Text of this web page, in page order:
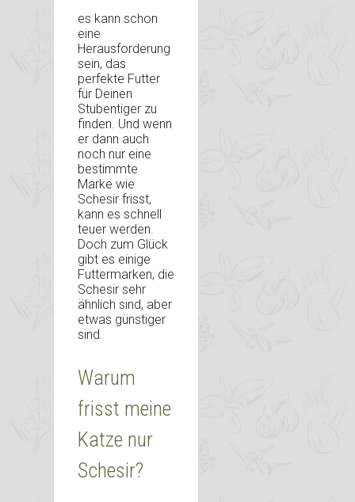
es kann schon
eine
Herausforderung
sein, das
perfekte Futter
für Deinen
Stubentiger zu
finden. Und wenn
er dann auch
noch nur eine
bestimmte
Marke wie
Schesir frisst,
kann es schnell
teuer werden.
Doch zum Glück
gibt es einige
Futtermarken, die
Schesir sehr
ähnlich sind, aber
etwas günstiger
sind.
Warum
frisst meine
Katze nur
Schesir?